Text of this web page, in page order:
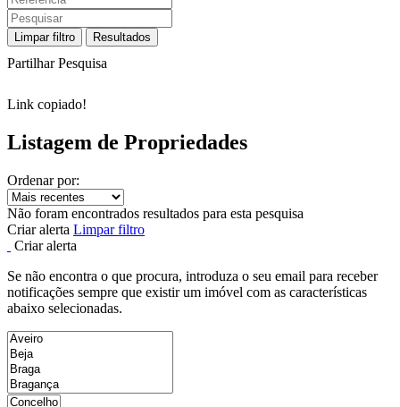
Limpar filtro Resultados
Partilhar Pesquisa
Link copiado!
Listagem de Propriedades
Ordenar por:
Não foram encontrados resultados para esta pesquisa
Criar alerta Limpar filtro
Criar alerta
Se não encontra o que procura, introduza o seu email para receber
notificações sempre que existir um imóvel com as características
abaixo selecionadas.